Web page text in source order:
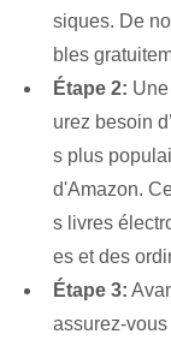
siques. De
bles
Étape 2:
urez besoin
s plus
d'Amazon.
s livres
es et des
Étape 3:
assurez-